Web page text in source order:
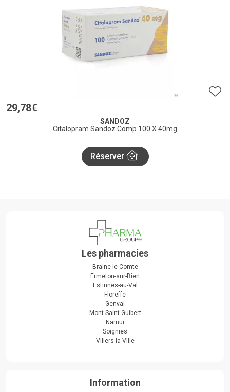
29,78€
SANDOZ
Citalopram Sandoz Comp 100 X 40mg
Réserver
Les pharmacies
Braine-le-Comte
Ermeton-sur-Biert
Estinnes-au-Val
Floreffe
Genval
Mont-Saint-Guibert
Namur
Soignies
Villers-la-Ville
Information